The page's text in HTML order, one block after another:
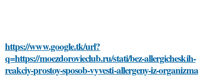
https://www.google.tk/url?
q=https://moezdorovieclub.ru/stati/bez-allergicheskih-
reakciy-prostoy-sposob-vyvesti-allergeny-iz-organizma